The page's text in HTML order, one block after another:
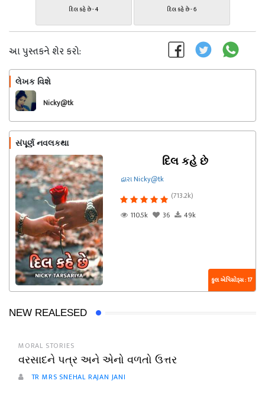
દિલ કહે છે - 4 દિલ કહે છે - 6
આ પુસ્તકને શેર કરો:
લેખક વિશે
Nicky@tk
સંપૂર્ણ નવલકથા
દિલ કહે છે
દ્વારા Nicky@tk
(713.2k)
110.5k
36 49k
કુલ એપિસોડ્સ : 17
NEW REALESED
MORAL STORIES
વરસાદને પત્ર અને એનો વળતો ઉત્તર
TR MRS SNEHAL RAJAN JANI